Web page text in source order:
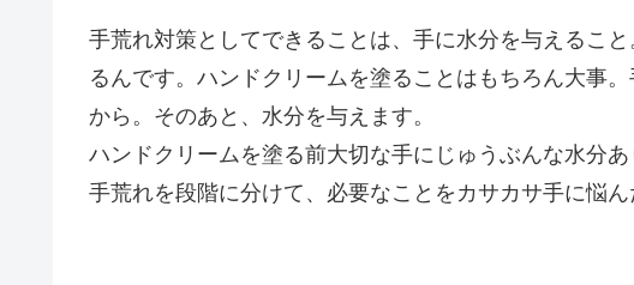
手荒れ対策としてできることは、手に水分を与えるこ
るんです。ハンドクリームを塗ることはもちろん大事
から。そのあと、水分を与えます。
ハンドクリームを塗る前大切な手にじゅうぶんな水分あ
手荒れを段階に分けて、必要なことをカサカサ手に悩